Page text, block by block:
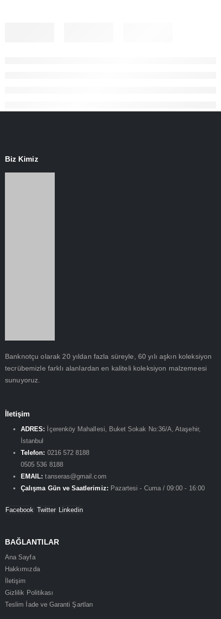
Biz Kimiz
Banknotçu olarak 20 yıldan fazla süreyle, 60 yılı aşkın koleksiyon
tecrübemizle farklı alanlardan en kaliteli koleksiyon malzemeesi
sunuyoruz.
İletişim
ADRES:
İçerenköy Mahallesi, Buket Sokak No:36/A, Ataşehir,
İstanbul
Telefon: 0216 572 8188
0505 536 8188
EMAIL: tanseras@gmail.com
Çalışma Gün ve Saatlerimiz: Pazartesi - Cuma / 09:00 - 16:00
Facebook Twitter Linkedin
BAĞLANTILAR
Ana Sayfa
Hakkımızda
İletişim
Gizlilik Politikası
Teslim İade ve Garanti Şartları